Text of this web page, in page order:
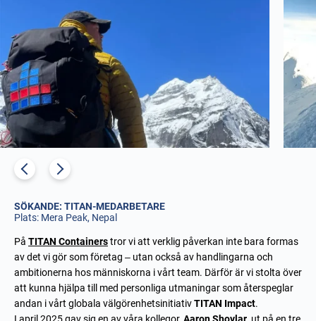
SÖKANDE: TITAN-MEDARBETARE
Plats: Mera Peak, Nepal
På TITAN Containerstror vi att verklig påverkan inte bara formas
av det vi gör som företag – utan också av handlingarna och
ambitionerna hos människorna i vårt team. Därför är vi stolta över
att kunna hjälpa till med personliga utmaningar som återspeglar
andan i vårt globala välgörenhetsinitiativTITAN Impact.